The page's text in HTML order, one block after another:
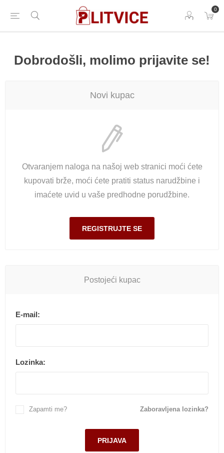
0
Dobrodošli, molimo prijavite se!
Novi kupac
Otvaranjem naloga na našoj web stranici moći ćete
kupovati brže, moći ćete pratiti status narudžbine i
imaćete uvid u vaše predhodne porudžbine.
Postojeći kupac
E-mail:
Lozinka:
Zaboravljena lozinka?
Zapamti me?